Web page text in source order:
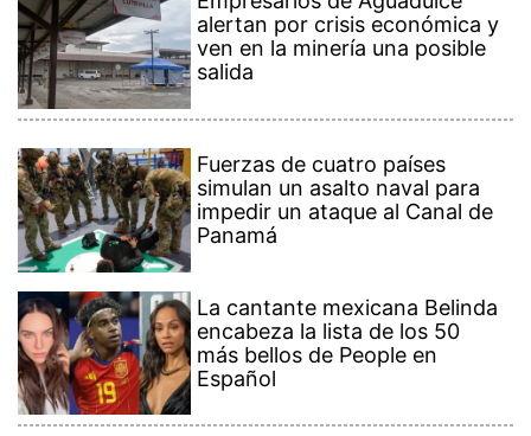
alertan por crisis económica y
ven en la minería una posible
salida
Fuerzas de cuatro países
simulan un asalto naval para
impedir un ataque al Canal de
Panamá
La cantante mexicana Belinda
encabeza la lista de los 50
más bellos de People en
Español